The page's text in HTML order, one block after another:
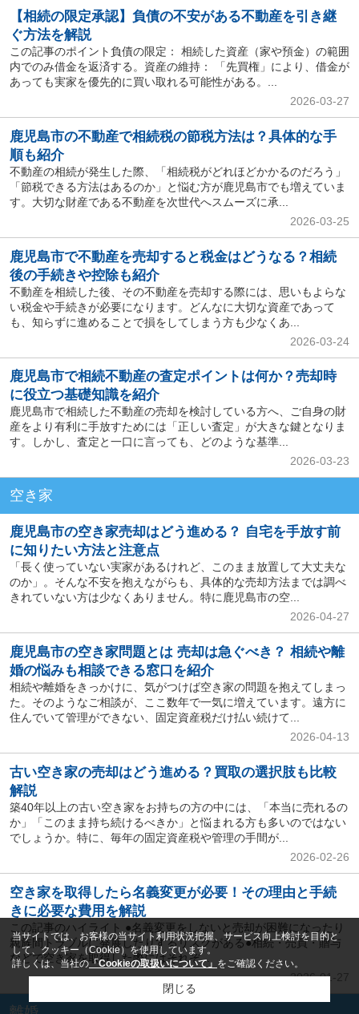
【相続の限定承認】負債の不安がある不動産を引き継
ぐ方法を解説
この記事のポイント負債の限定： 相続した資産（家や預金）の範囲
内でのみ借金を返済する。資産の維持： 「先買権」により、借金が
あっても実家を優先的に買い取れる可能性がある。...
2026-03-27
鹿児島市の不動産で相続税の節税方法は？具体的な手
順も紹介
不動産の相続が発生した際、「相続税がどれほどかかるのだろう」
「節税できる方法はあるのか」と悩む方が鹿児島市でも増えていま
す。大切な財産である不動産を次世代へスムーズに承...
2026-03-25
鹿児島市で不動産を売却すると税金はどうなる？相続
後の手続きや控除も紹介
不動産を相続した後、その不動産を売却する際には、思いもよらな
い税金や手続きが必要になります。どんなに大切な資産であって
も、知らずに進めることで損をしてしまう方も少なくあ...
2026-03-24
鹿児島市で相続不動産の査定ポイントは何か？売却時
に役立つ基礎知識を紹介
鹿児島市で相続した不動産の売却を検討している方へ、ご自身の財
産をより有利に手放すためには「正しい査定」が大きな鍵となりま
す。しかし、査定と一口に言っても、どのような基準...
2026-03-23
空き家
鹿児島市の空き家売却はどう進める？ 自宅を手放す前
に知りたい方法と注意点
「長く使っていない実家があるけれど、このまま放置して大丈夫な
のか」。そんな不安を抱えながらも、具体的な売却方法までは調べ
きれていない方は少なくありません。特に鹿児島市の空...
2026-04-27
鹿児島市の空き家問題とは 売却は急ぐべき？ 相続や離
婚の悩みも相談できる窓口を紹介
相続や離婚をきっかけに、気がつけば空き家の問題を抱えてしまっ
た。そのようなご相談が、ここ数年で一気に増えています。遠方に
住んでいて管理ができない、固定資産税だけ払い続けて...
2026-04-13
古い空き家の売却はどう進める？買取の選択肢も比較
解説
築40年以上の古い空き家をお持ちの方の中には、「本当に売れるの
か」「このまま持ち続けるべきか」と悩まれる方も多いのではない
でしょうか。特に、毎年の固定資産税や管理の手間が...
2026-02-26
空き家を取得したら名義変更が必要！その理由と手続
きに必要な費用を解説
この記事のハイライト ●名義変更をしないと売却が困難になったり
親族間トラブルに発展したりするリスクがある●相続・売買・贈与
などで空き家を取得した際にはそれぞ...
2026-01-27
当サイトでは、お客様の当サイト利用状況把握、サービス向上検討を目的と
して、クッキー（Cookie）を使用しています。
詳しくは、当社の「Cookieの取扱いについて」 をご確認ください。
閉じる